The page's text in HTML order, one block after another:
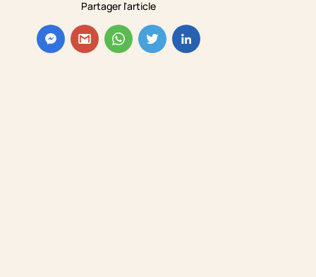
Partager l'article